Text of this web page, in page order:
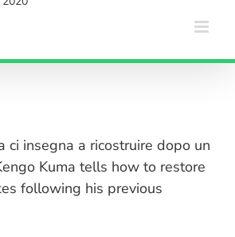
ci insegna a ricostruire dopo un
Kuma tells how to restore
following his previous